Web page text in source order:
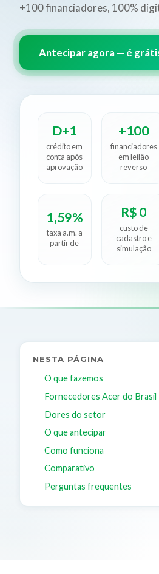
+100 financiadores, 100%
Antecipar agora — é
D+1
crédito em
conta após
aprovação
+100
financiadores
em leilão
reverso
1,59%
taxa a.m. a
partir de
R$ 0
custo de
cadastro e
simulação
NESTA PÁGINA
O que fazemos
Fornecedores Acer do Brasil
Dores do setor
O que antecipar
Como funciona
Comparativo
Perguntas frequentes